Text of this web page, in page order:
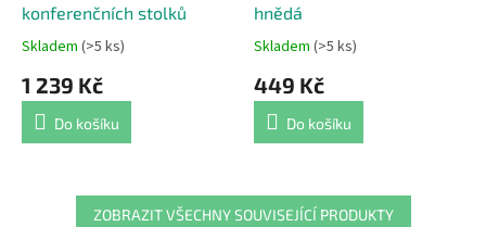
konferenčních stolků
Průměrné
produktu
4,4
hvězdiček.
Skladem (>5 ks)
1 239 Kč
Do košíku
hnědá
Průměrné
produktu
5,0
hvězdiček.
Skladem (>5 ks)
449 Kč
Do košíku
ZOBRAZIT VŠECHNY SOUVISEJÍCÍ PRODUKTY